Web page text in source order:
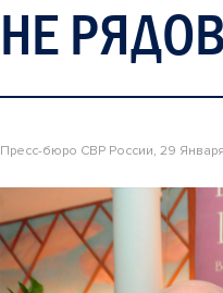
НЕ
Пресс-бюро СВР России, 29